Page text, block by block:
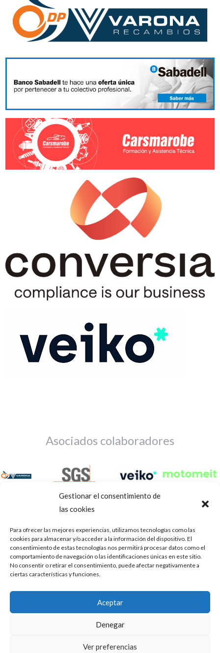
Gestionar el consentimiento de
las cookies
Para ofrecer las mejores experiencias, utilizamos tecnologías como las
cookies para almacenar y/o acceder a la información del dispositivo. El
consentimiento de estas tecnologías nos permitirá procesar datos como el
comportamiento de navegación o las identificaciones únicas en este sitio.
No consentir o retirar el consentimiento, puede afectar negativamente a
ciertas características y funciones.
Aceptar
Denegar
Ver preferencias
Asociados colaboradores
Aviso Legal Política de privacidad Portal de transparencia
ASOCIACIÓN DE TALLERES DE REPARACIÓN DE
AUTOMÓVILES • CIF: G14023832
Mediación, Arbitraje y Conciliación, de la Consejería de Empleo
Puedes aprender más sobre qué cookies utilizamos o